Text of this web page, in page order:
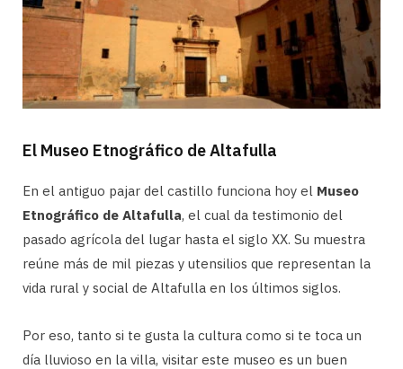
El Museo Etnográfico de Altafulla
En el antiguo pajar del castillo funciona hoy el Museo
Etnográfico de Altafulla, el cual da testimonio del
pasado agrícola del lugar hasta el siglo XX. Su muestra
reúne más de mil piezas y utensilios que representan la
vida rural y social de Altafulla en los últimos siglos.
Por eso, tanto si te gusta la cultura como si te toca un
día lluvioso en la villa, visitar este museo es un buen